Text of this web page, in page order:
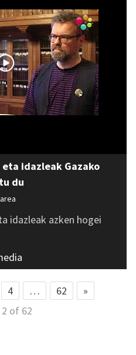
idazleak Gazako
du
idazleak azken hogei
4 … 62
»
2 of 62